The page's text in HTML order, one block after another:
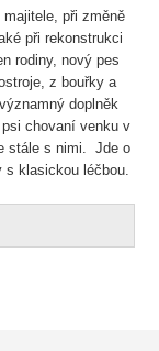
při změně
při rekonstrukci
rodiny, nový pes
z bouřky a
doplněk
chovaní venku v
stále s nimi. Jde o
s klasickou léčbou.